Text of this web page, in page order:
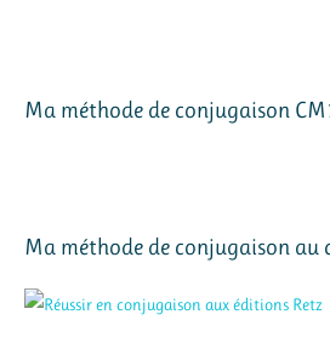
Ma méthode de conjugaison
Ma méthode de conjugaison au